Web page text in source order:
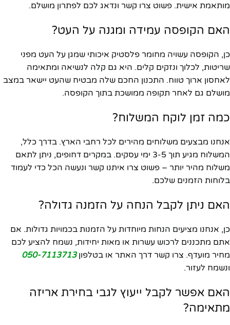
מותאמת אישית. פשוט צרו קשר ונדאג לכם לפתרון מושלם.
האם הקופסה עמידה ומגנה על העט?
כן, הקופסה עשויה מחומר פלסטיק איכותי שמגן על העט מפני
שריטות, לכלוך ונזקים קלים. היא גם קלה לנשיאה ומתאימה
לאחסון ארוך טווח. התכנון החכם שלה מבטיח שהעט יישאר במצב
מושלם גם לאחר תקופה ממושכת בתוך הקופסה.
כמה זמן לוקח המשלוח?
אנחנו מבצעים משלוחים מהירים לכל רחבי הארץ. בדרך כלל,
המשלוח מגיע תוך 3-5 ימי עסקים. במקרים דחופים, ניתן לתאם
משלוח מהיר יותר – פשוט צרו איתנו קשר ונעשה הכל כדי לעמוד
בלוחות הזמנים שלכם.
האם ניתן לקבל הנחה על הזמנה גדולה?
כן, אנחנו מציעים הנחות מיוחדות על הזמנות בכמויות גדולות. אם
אתם מתכננים לרכוש עשרות או מאות יחידות, נשמח להציע לכם
מחיר מועדף. צרו קשר דרך האתר או בטלפון050-7113713
ונשמח לעזור.
האם אפשר לקבל ייעוץ לגבי בחירת אריזה
מתאימה?